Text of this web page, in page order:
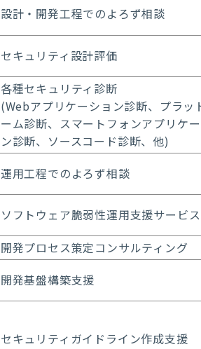
設計・開発工程でのよろず相談
セキュリティ設計評価
各種セキュリティ診断
(Webアプリケーション診断、プラッ
ーム診断、スマートフォンアプリケ
ン診断、ソースコード診断、他)
運用工程でのよろず相談
ソフトウェア脆弱性運用支援サービス
開発プロセス策定コンサルティング
開発基盤構築支援
セキュリティガイドライン作成支援